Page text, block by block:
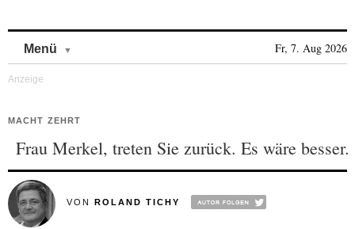
Menü Fr, 7. Aug 2026
MACHT ZEHRT
Frau Merkel, treten Sie zurück. Es wäre besser.
VON ROLAND TICHY